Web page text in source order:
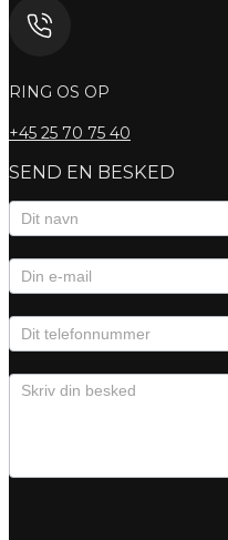
RING OS OP
+45 25 70 75 40
SEND EN BESKED
Kontaktformular